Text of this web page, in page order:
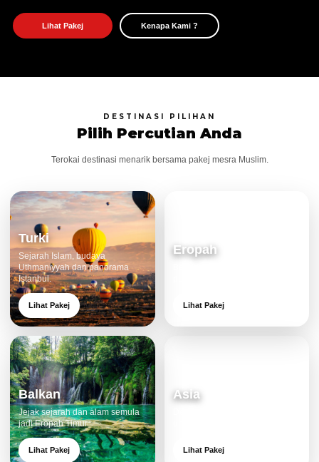
Lihat Pakej Kenapa Kami ?
DESTINASI PILIHAN
Pilih Percutian Anda
Terokai destinasi menarik bersama pakej mesra Muslim.
Turki
Sejarah Islam, budaya
Uthmaniyyah dan panorama
Istanbul.
Lihat Pakej
Eropah
Lihat Pakej
Balkan
Jejak sejarah dan alam semula
jadi Eropah Timur.
Lihat Pakej
Asia
Lihat Pakej